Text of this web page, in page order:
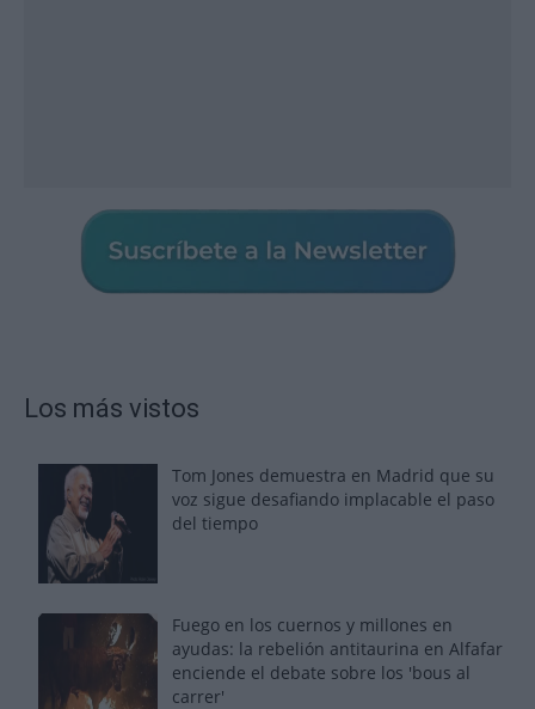
Los más vistos
Tom Jones demuestra en Madrid que su
voz sigue desafiando implacable el paso
del tiempo
Fuego en los cuernos y millones en
ayudas: la rebelión antitaurina en Alfafar
enciende el debate sobre los 'bous al
carrer'